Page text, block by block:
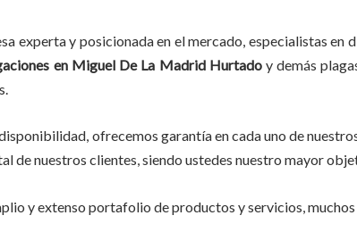
experta y posicionada en el mercado, especialistas
en Miguel De La Madrid Hurtadoy demás
ofrecemos garantía en cada uno de
de nuestros clientes, siendo ustedes nuestro mayor
y extenso portafolio de productos y servicios,